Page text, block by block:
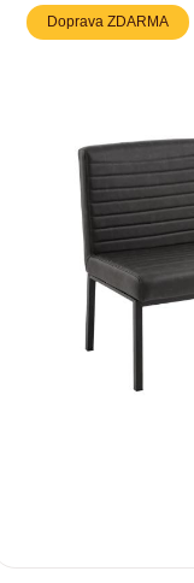
Doprava ZDARMA